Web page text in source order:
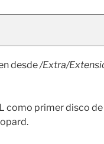
desde/Extra/
como primer disco